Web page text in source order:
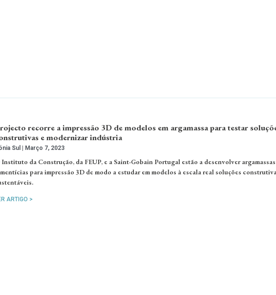
recorre a impressão 3D de modelos em argamassa para testar
e modernizar indústria
Sul Março 7, 2023
Instituto da Construção, da FEUP, e a Saint-Gobain Portugal estão a desenvolver argamassas
para impressão 3D de modo a estudar em modelos à escala real soluções
ARTIGO >